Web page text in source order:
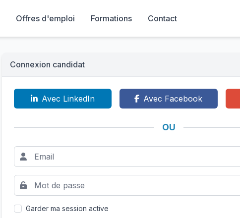
Offres d'emploi Formations Contact
Connexion candidat
Avec LinkedIn Avec Facebook
OU
Garder ma session active